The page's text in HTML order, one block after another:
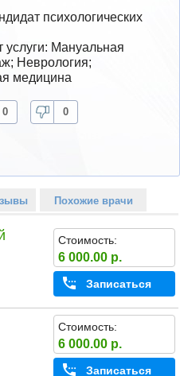
психологических
услуги: Мануальная
Неврология;
медицина
0 0
Похожие врачи
Стоимость:
6 000.00 р.
Записаться
Стоимость:
6 000.00 р.
Записаться